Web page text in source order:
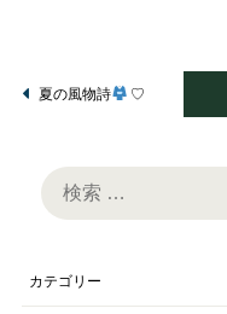
夏の風物詩 ♡
検
索:
カテゴリー